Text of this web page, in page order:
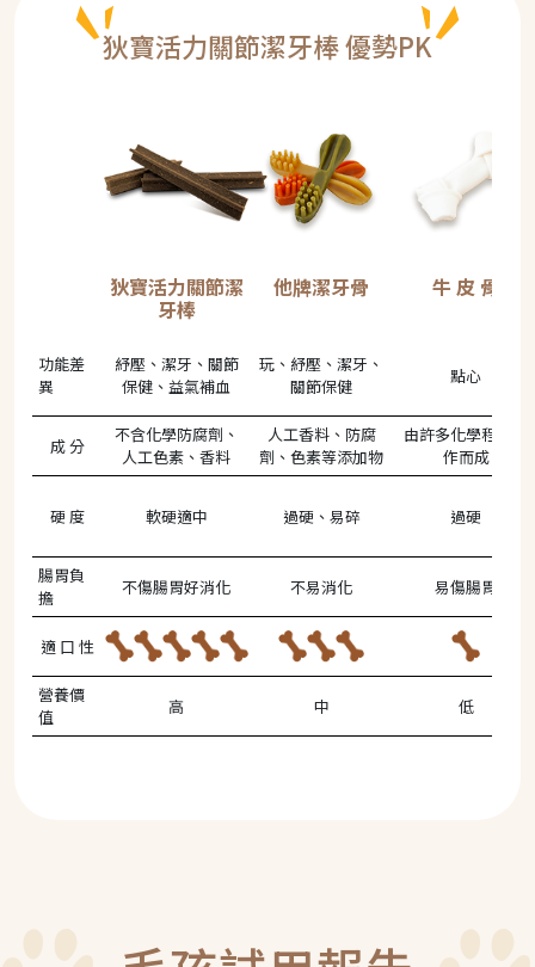
狄寶活力關節潔牙棒 優勢PK
功能差
異
成 分
硬 度
腸胃負
擔
適 口 性
營養價
值
狄寶活力關節潔
牙棒
紓壓、潔牙、關節
保健、益氣補血
不含化學防腐劑、
人工色素、香料
軟硬適中
不傷腸胃好消化
高
他牌潔牙骨
玩、紓壓、潔牙、
關節保健
人工香料、防腐
劑、色素等添加物
過硬、易碎
不易消化
中
牛 皮 骨
點心
由許多化學程序製
作而成
過硬
易傷腸胃
低